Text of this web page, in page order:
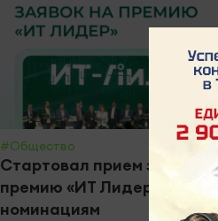
#Общество
Стартовал прием заявок
премию «ИТ Лидер» по 12
номинациям